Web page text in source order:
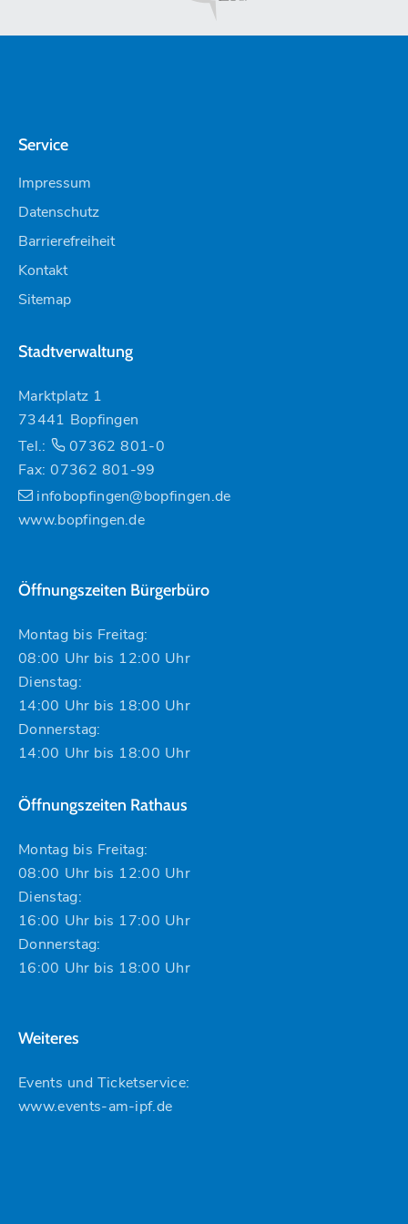
Service
Impressum
Datenschutz
Barrierefreiheit
Kontakt
Sitemap
Stadtverwaltung
Marktplatz 1
73441 Bopfingen
Tel.:
07362 801-0
Fax: 07362 801-99
infobopfingen@bopfingen.de
www.bopfingen.de
Öffnungszeiten Bürgerbüro
Montag bis Freitag:
08:00 Uhr bis 12:00 Uhr
Dienstag:
14:00 Uhr bis 18:00 Uhr
Donnerstag:
14:00 Uhr bis 18:00 Uhr
Öffnungszeiten Rathaus
Montag bis Freitag:
08:00 Uhr bis 12:00 Uhr
Dienstag:
16:00 Uhr bis 17:00 Uhr
Donnerstag:
16:00 Uhr bis 18:00 Uhr
Weiteres
Events und Ticketservice:
www.events-am-ipf.de